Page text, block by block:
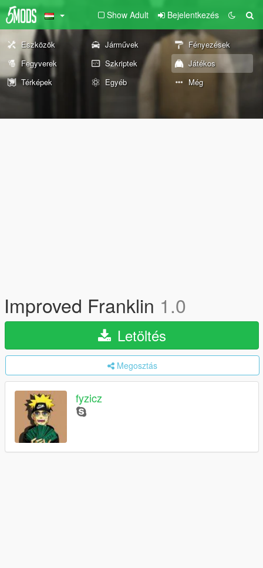
Show Adult Bejelentkezés
Eszközök Járművek
Fényezések
Fegyverek
Szkriptek
Játékos
Térképek
Egyéb Még
Improved Franklin 1.0
Letöltés
Megosztás
fyzicz